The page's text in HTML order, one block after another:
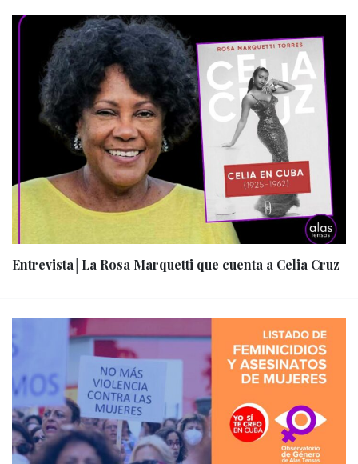
Entrevista│La Rosa Marquetti que cuenta a Celia Cruz